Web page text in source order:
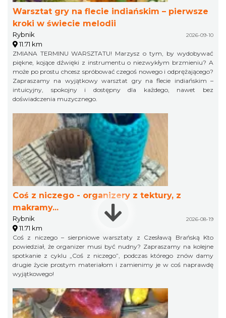
Warsztat gry na flecie indiańskim – pierwsze
kroki w świecie melodii
Rybnik 2026-09-10
11.71 km
ZMIANA TERMINU WARSZTATU! Marzysz o tym, by wydobywać
piękne, kojące dźwięki z instrumentu o niezwykłym brzmieniu? A
może po prostu chcesz spróbować czegoś nowego i odprężającego?
Zapraszamy na wyjątkowy warsztat gry na flecie indiańskim –
intuicyjny, spokojny i dostępny dla każdego, nawet bez
doświadczenia muzycznego.
Coś z niczego - organizery z tektury, z
makramy...
Rybnik 2026-08-19
11.71 km
Coś z niczego – sierpniowe warsztaty z Czesławą Brańską Kto
powiedział, że organizer musi być nudny? Zapraszamy na kolejne
spotkanie z cyklu „Coś z niczego”, podczas którego znów damy
drugie życie prostym materiałom i zamienimy je w coś naprawdę
wyjątkowego!